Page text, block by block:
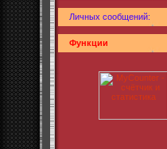
Личных сообщений:
Функции